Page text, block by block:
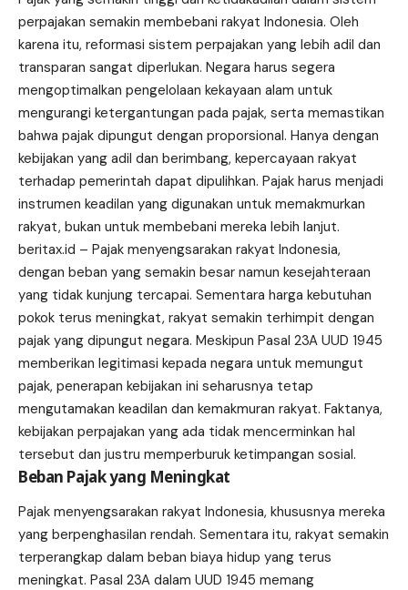
perpajakan semakin membebani rakyat Indonesia. Oleh
karena itu, reformasi sistem perpajakan yang lebih adil dan
transparan sangat diperlukan. Negara harus segera
mengoptimalkan pengelolaan kekayaan alam untuk
mengurangi ketergantungan pada pajak, serta memastikan
bahwa pajak dipungut dengan proporsional. Hanya dengan
kebijakan yang adil dan berimbang, kepercayaan rakyat
terhadap pemerintah dapat dipulihkan. Pajak harus menjadi
instrumen keadilan yang digunakan untuk memakmurkan
rakyat, bukan untuk membebani mereka lebih lanjut.
beritax.id – Pajak menyengsarakan rakyat Indonesia,
dengan beban yang semakin besar namun kesejahteraan
yang tidak kunjung tercapai. Sementara harga kebutuhan
pokok terus meningkat, rakyat semakin terhimpit dengan
pajak yang dipungut negara. Meskipun Pasal 23A UUD 1945
memberikan legitimasi kepada negara untuk memungut
pajak, penerapan kebijakan ini seharusnya tetap
mengutamakan keadilan dan kemakmuran rakyat. Faktanya,
kebijakan perpajakan yang ada tidak mencerminkan hal
tersebut dan justru memperburuk ketimpangan sosial.
Beban Pajak yang Meningkat
Pajak menyengsarakan rakyat Indonesia, khususnya mereka
yang berpenghasilan rendah. Sementara itu, rakyat semakin
terperangkap dalam beban biaya hidup yang terus
meningkat. Pasal 23A dalam UUD 1945 memang